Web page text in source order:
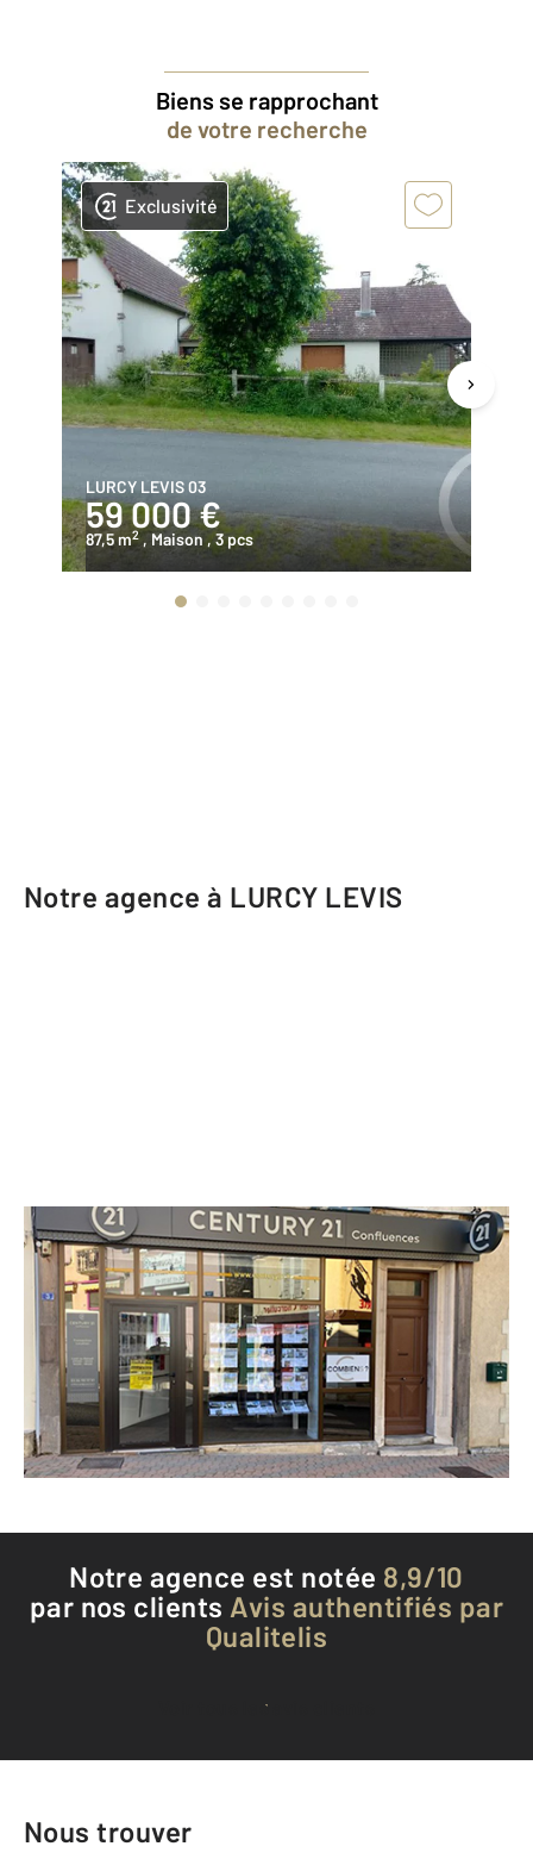
Biens se rapprochant
de votre recherche
Exclusivité
LURCY LEVIS 03
59 000 €
87,5 m2 , Maison , 3 pcs
Notre agence à LURCY LEVIS
CENTURY 21 Confluences
3 rue du Capitaine Lafond
LURCY LEVIS - 03320
Envoyer un message
Téléphoner à l'agence
Notre agence est notée 8,9/10
par nos clients Avis authentifiés par
Qualitelis
Voir tous les avis clients
Nous trouver